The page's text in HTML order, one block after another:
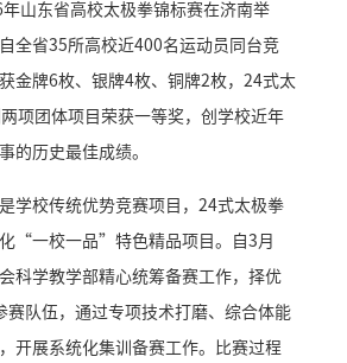
山东省高校太极拳锦标赛在济南举
全省35所高校近400名运动员同台竞
金牌6枚、银牌4枚、铜牌2枚，24式太
项团体项目荣获一等奖，创学校近年
的历史最佳成绩。
学校传统优势竞赛项目，24式太极拳
“一校一品”特色精品项目。自3月
科学教学部精心统筹备赛工作，择优
赛队伍，通过专项技术打磨、综合体能
开展系统化集训备赛工作。比赛过程